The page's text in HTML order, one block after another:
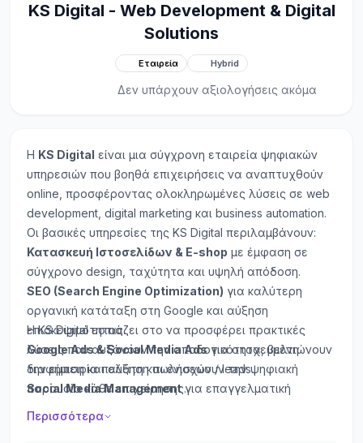
KS Digital - Web Development & Digital
Solutions
Εταιρεία Hybrid
Δεν υπάρχουν αξιολογήσεις ακόμα
Η KS Digital είναι μια σύγχρονη εταιρεία ψηφιακών
υπηρεσιών που βοηθά επιχειρήσεις να αναπτυχθούν
online, προσφέροντας ολοκληρωμένες λύσεις σε web
development, digital marketing και business automation.
Οι βασικές υπηρεσίες της KS Digital περιλαμβάνουν:
Κατασκευή Ιστοσελίδων & E-shop με έμφαση σε
σύγχρονο design, ταχύτητα και υψηλή απόδοση.
SEO (Search Engine Optimization) για καλύτερη
οργανική κατάταξη στη Google και αύξηση
επισκεψιμότητας.
Google Ads & Social Media Adsγια στοχευμένη
διαφήμιση και αύξηση πωλήσεων / leads.
Social Media Managementγια επαγγελματική
Branding & Graphic Design
Η KS Digital εστιάζει στο να προσφέρει πρακτικές
λύσεις που αυξάνουν την αποδοτικότητα, βελτιώνουν
την εμπειρία πελάτη και ενισχύουν την ψηφιακή
παρουσία κάθε επιχείρησης.
Περισσότερα